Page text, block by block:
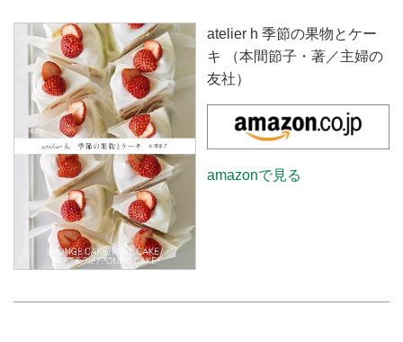
atelier h 季節の果物とケー
キ （本間節子・著／主婦の
友社）
amazonで見る